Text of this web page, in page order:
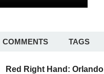
COMMENTS TAGS
Red Right Hand: Orlando